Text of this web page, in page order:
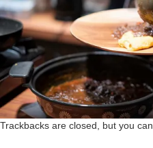
Trackbacks are closed, but you can